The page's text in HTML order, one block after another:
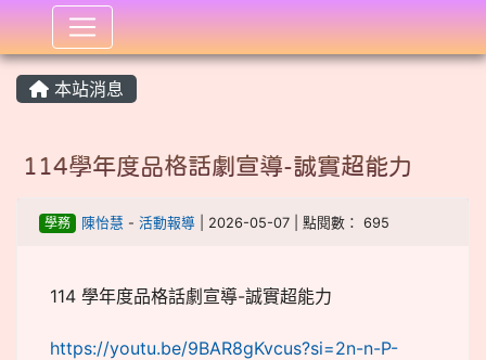
:::
本站消息
114學年度品格話劇宣導-誠實超能力
學務 陳怡慧 - 活動報導| 2026-05-07 | 點閱數： 695
114 學年度品格話劇宣導-誠實超能力
https://youtu.be/9BAR8gKvcus?si=2n-n-P-